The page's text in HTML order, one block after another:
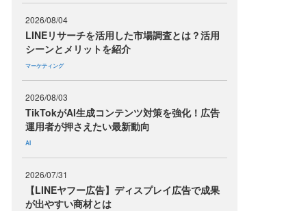
2026/08/04
LINEリサーチを活用した市場調査とは？活用
シーンとメリットを紹介
マーケティング
2026/08/03
TikTokがAI生成コンテンツ対策を強化！広告
運用者が押さえたい最新動向
AI
2026/07/31
【LINEヤフー広告】ディスプレイ広告で成果
が出やすい商材とは